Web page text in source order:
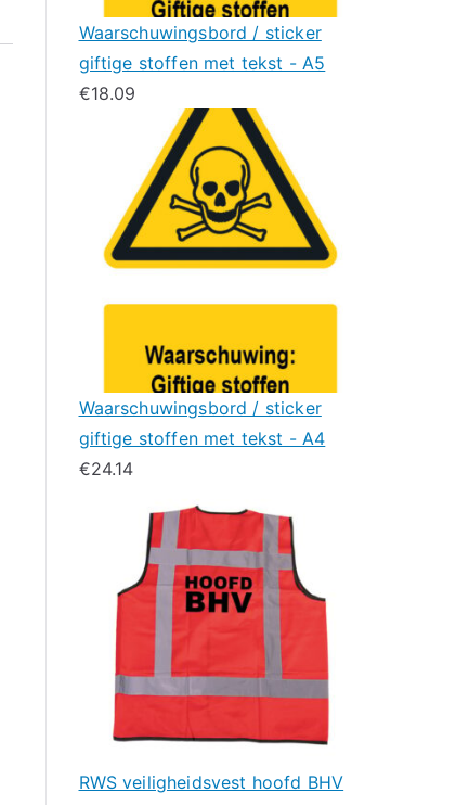
Waarschuwingsbord / sticker
giftige stoffen met tekst - A5
€18.09
Waarschuwingsbord / sticker
giftige stoffen met tekst - A4
€24.14
RWS veiligheidsvest hoofd BHV